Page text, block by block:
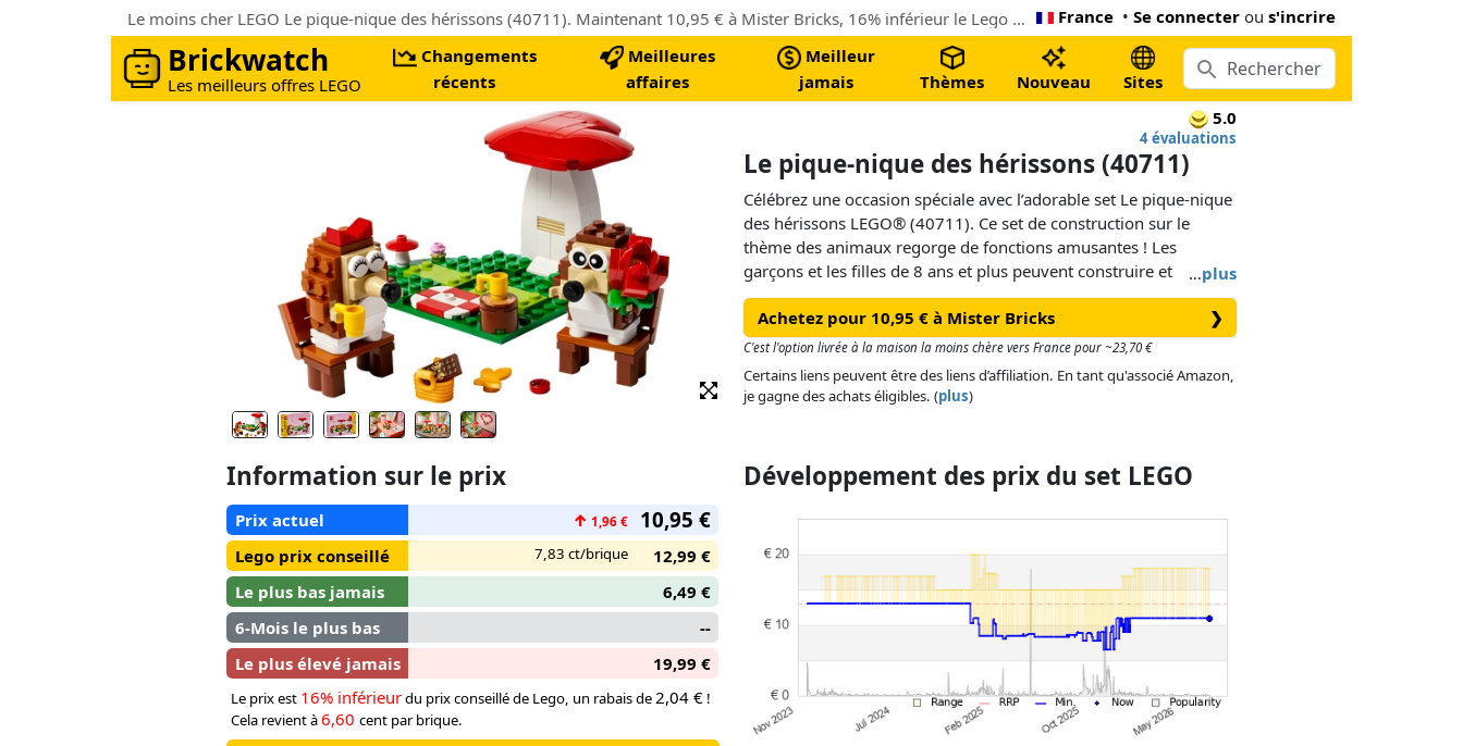
Le moins cher LEGO Le pique-nique des hérissons (40711). Maintenant 10,95 € à Mister Bricks, 16% inférieur le Lego prix conseillé France • Se connecter ou s'incrire
Brickwatch
Les meilleurs offres LEGO
Changements
récents
Meilleures
affaires
Meilleur
jamais
Thèmes Nouveau
Sites
5.0
4 évaluations
Le pique-nique des hérissons (40711)
…plus
Célébrez une occasion spéciale avec l’adorable set Le pique-nique
des hérissons LEGO® (40711). Ce set de construction sur le
thème des animaux regorge de fonctions amusantes ! Les
garçons et les filles de 8 ans et plus peuvent construire et
exposer ce modèle, puis mettre en scène des histoires avec les
2 hérissons assis sous un champignon en forme de cœur posé
sur une plaque également en forme de cœur.
Ce set de construction LEGO coloré regorge de détails offrant aux
couverture pour savourer un pique-nique. Les accessoires
incluent une rose, une tarte, un papillon jaune et des tasses que
Achetez pour 10,95 € à Mister Bricks ❯
C'est l'option livrée à la maison la moins chère vers France pour ~23,70 €
Certains liens peuvent être des liens d’affiliation. En tant qu'associé Amazon,
je gagne des achats éligibles. (plus)
Information sur le prix
Prix actuel ↑ 1,96 € 10,95 €
Lego prix conseillé 7,83 ct/brique
12,99 €
Le plus bas jamais
6,49 €
6-Mois le plus bas
--
Le plus élevé jamais
19,99 €
Le prix est 16% inférieurdu prix conseillé de Lego, un rabais de 2,04 € !
Cela revient à6,60 cent par brique.
Développement des prix du set LEGO